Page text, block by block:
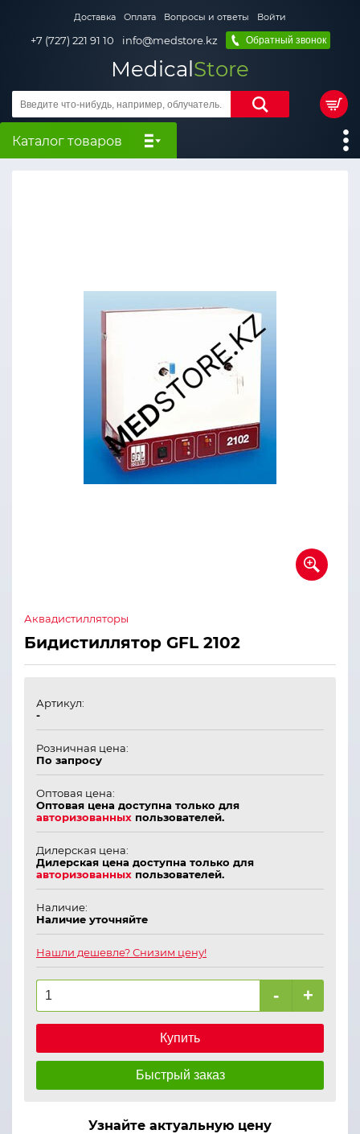
Доставка Оплата Вопросы и ответы Войти
+7 (727) 221 91 10 info@medstore.kz Обратный звонок
MedicalStore
Каталог товаров
Аквадистилляторы
Бидистиллятор GFL 2102
Артикул:
-
Розничная цена:
По запросу
Оптовая цена:
Оптовая цена доступна только для
авторизованных пользователей.
Дилерская цена:
Дилерская цена доступна только для
авторизованных пользователей.
Наличие:
Наличие уточняйте
Нашли дешевле? Снизим цену!
- +
Купить
Быстрый заказ
Узнайте актуальную цену